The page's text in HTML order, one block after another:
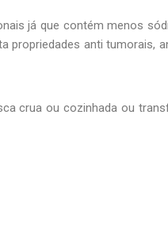
já que contém menos
anti tumorais,
crua ou cozinhada ou